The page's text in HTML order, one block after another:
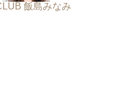
飯島みなみ